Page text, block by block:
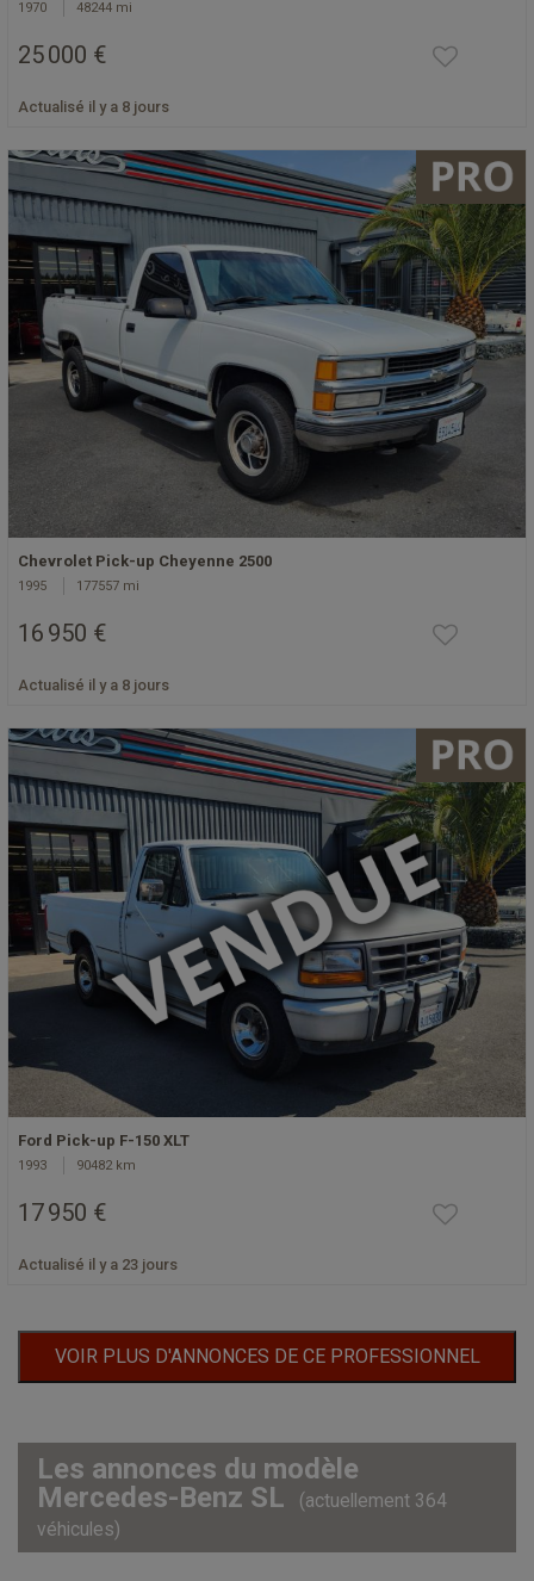
1970 48244 mi
25 000 €
Actualisé il y a 8 jours
Chevrolet Pick-up Cheyenne 2500
1995 177557 mi
16 950 €
Actualisé il y a 8 jours
Ford Pick-up F-150 XLT
1993 90482 km
17 950 €
Actualisé il y a 23 jours
VOIR PLUS D'ANNONCES DE CE PROFESSIONNEL
Les annonces du modèle
Mercedes-Benz SL
(actuellement 364
véhicules)